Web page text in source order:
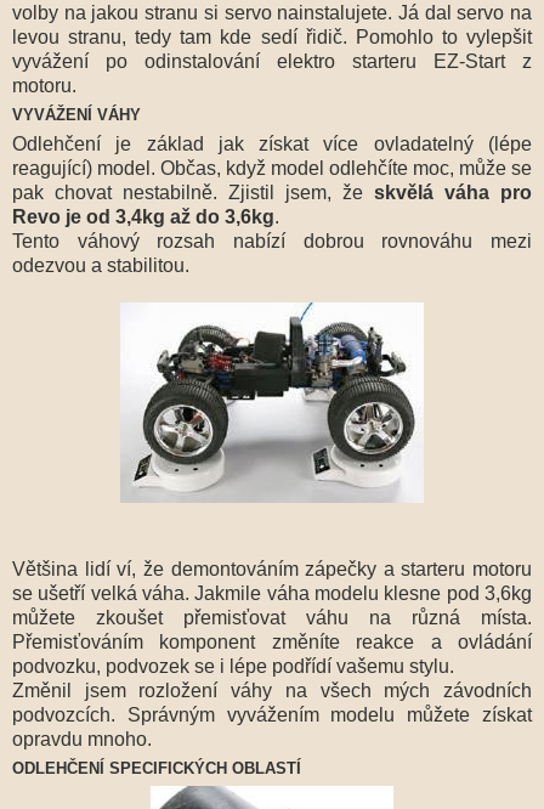
volby na jakou stranu si servo nainstalujete. Já dal servo na
levou stranu, tedy tam kde sedí řidič. Pomohlo to vylepšit
vyvážení po odinstalování elektro starteru EZ-Start z
motoru.
VYVÁŽENÍ VÁHY
Odlehčení je základ jak získat více ovladatelný (lépe
reagující) model. Občas, když model odlehčíte moc, může se
pak chovat nestabilně. Zjistil jsem, že skvělá váha pro
Revo je od 3,4kg až do 3,6kg.
Tento váhový rozsah nabízí dobrou rovnováhu mezi
odezvou a stabilitou.
Většina lidí ví, že demontováním zápečky a starteru motoru
se ušetří velká váha. Jakmile váha modelu klesne pod 3,6kg
můžete zkoušet přemisťovat váhu na různá místa.
Přemisťováním komponent změníte reakce a ovládání
podvozku, podvozek se i lépe podřídí vašemu stylu.
Změnil jsem rozložení váhy na všech mých závodních
podvozcích. Správným vyvážením modelu můžete získat
opravdu mnoho.
ODLEHČENÍ SPECIFICKÝCH OBLASTÍ